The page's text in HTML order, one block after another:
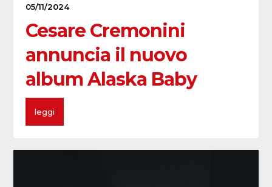
05/11/2024
Cesare Cremonini
annuncia il nuovo
album Alaska Baby
leggi